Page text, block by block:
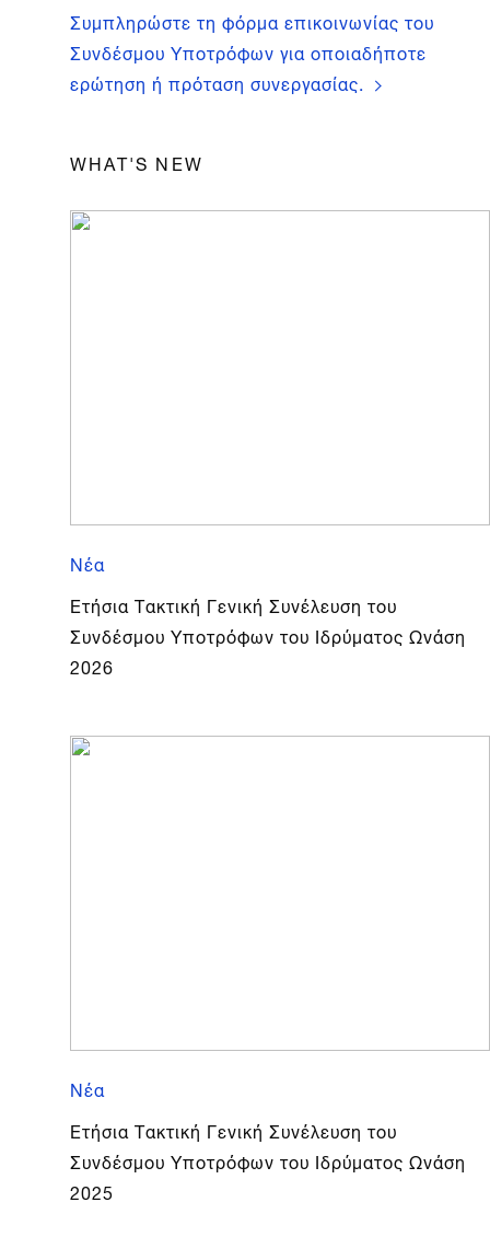
Συμπληρώστε τη φόρμα επικοινωνίας του
Συνδέσμου Υποτρόφων για οποιαδήποτε
ερώτηση ή πρόταση συνεργασίας.
WHAT'S NEW
Νέα
Ετήσια Τακτική Γενική Συνέλευση του
Συνδέσμου Υποτρόφων του Ιδρύματος Ωνάση
2026
Νέα
Ετήσια Τακτική Γενική Συνέλευση του
Συνδέσμου Υποτρόφων του Ιδρύματος Ωνάση
2025